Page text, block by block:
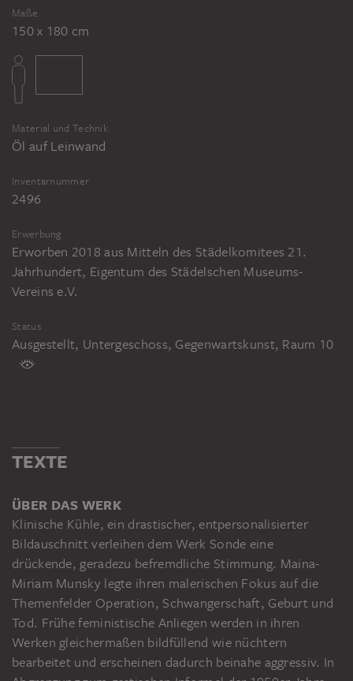
Maße
150 x 180 cm
Material und Technik
Öl auf Leinwand
Inventarnummer
2496
Erwerbung
Erworben 2018 aus Mitteln des Städelkomitees 21.
Jahrhundert, Eigentum des Städelschen Museums-
Vereins e.V.
Status
Ausgestellt, Untergeschoss, Gegenwartskunst, Raum 10
TEXTE
ÜBER DAS WERK
Klinische Kühle, ein drastischer, entpersonalisierter
Bildauschnitt verleihen dem Werk Sonde eine
drückende, geradezu befremdliche Stimmung. Maina-
Miriam Munsky legte ihren malerischen Fokus auf die
Themenfelder Operation, Schwangerschaft, Geburt und
Tod. Frühe feministische Anliegen werden in ihren
Werken gleichermaßen bildfüllend wie nüchtern
bearbeitet und erscheinen dadurch beinahe aggressiv. In